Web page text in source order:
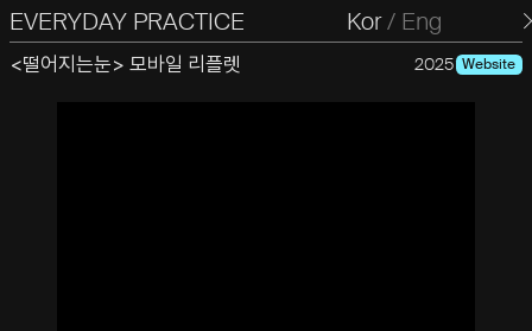
EVERYDAY PRACTICE
일상의실천 Kor/ Eng
<떨어지는눈> 모바일 리플렛 2025 Website